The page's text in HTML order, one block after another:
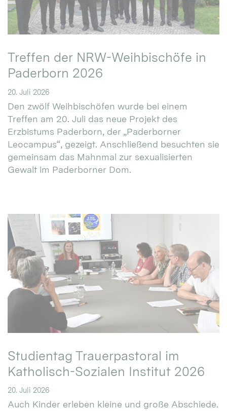
Treffen der NRW-Weihbischöfe in
Paderborn 2026
20. Juli 2026
Den zwölf Weihbischöfen wurde bei einem
Treffen am 20. Juli das neue Projekt des
Erzbistums Paderborn, der „Paderborner
Leocampus“, gezeigt. Anschließend besuchten sie
gemeinsam das Mahnmal zur sexualisierten
Gewalt im Paderborner Dom.
Studientag Trauerpastoral im
Katholisch-Sozialen Institut 2026
20. Juli 2026
Auch Kinder erleben kleine und große Abschiede.